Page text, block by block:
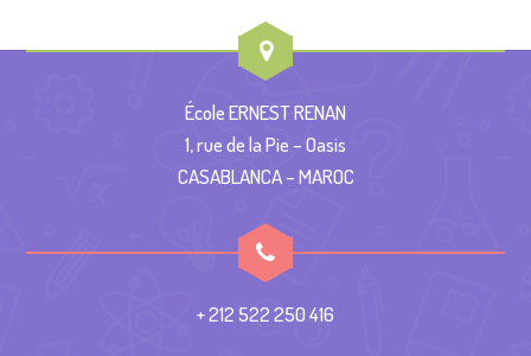
École ERNEST RENAN
1, rue de la Pie – Oasis
CASABLANCA – MAROC
+ 212 522 250 416